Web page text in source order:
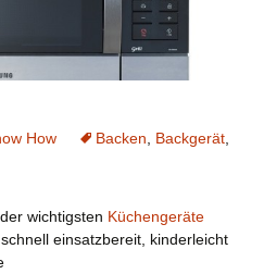
How Backen Backgerät
wichtigsten Küchengeräte
einsatzbereit, kinderleicht